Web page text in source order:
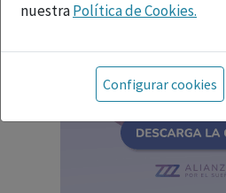
nuestraPolítica de Cookies.
Toda la información incluida en
referida a productos del
tanto, dirigida a profesionales
facultados para prescribir o
con ejercicio profesional. La
fármacos se facilita a título
Configurar cookies